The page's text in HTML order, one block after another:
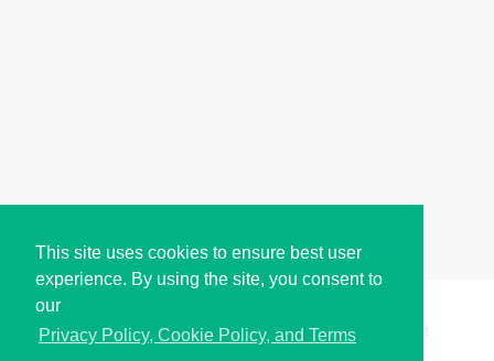
This site uses cookies to ensure best user
experience. By using the site, you consent to
our
Privacy Policy, Cookie Policy, and Terms
Copyright © i2Symbol 2011-2026, Sciweavers LLC 191